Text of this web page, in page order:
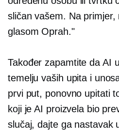
sličan vašem. Na
glasom Oprah."
Također zapamtite da AI
temelju vaših upita i
prvi put, ponovno upitati
koji je AI proizvela bio
slučaj, dajte ga nastavak